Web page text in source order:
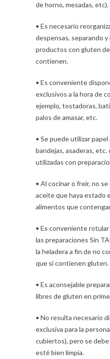
de horno, mesadas, etc).
• Es necesario
despensas, separando
productos con gluten
contienen.
• Es conveniente
exclusivos a la hora de
ejemplo, tostadoras,
palos de amasar, etc.
• Se puede utilizar
bandejas, asaderas, etc.
utilizadas con
• Al cocinar o freír, no
aceite que haya estado
alimentos que
• Es conveniente
las preparaciones Sin
la heladera a fin de no
que si contienen gluten.
• Es aconsejable
libres de gluten en
• No resulta necesario
exclusiva para la
cubiertos), pero se
esté bien limpia.